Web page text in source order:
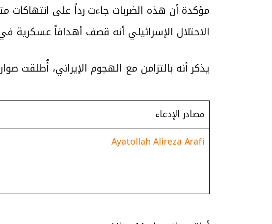
مؤكدة أن هذه الضربات جاءت رداً على انتهاكات
الاحتلال الإسرائيلي أنه قصف أهدافاً عسكرية
يذكر أنه بالتزامن مع الهجوم الإيراني، أُطلقت
مصادر الإدعاء
Ayatollah Alireza Arafi